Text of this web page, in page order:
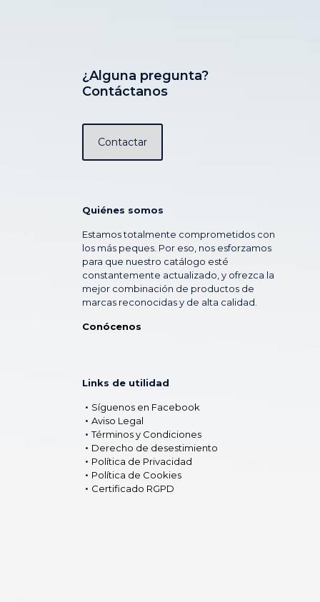
¿Alguna pregunta?
Contáctanos
Contactar
Quiénes somos
Estamos totalmente comprometidos con
los más peques. Por eso, nos esforzamos
para que nuestro catálogo esté
constantemente actualizado, y ofrezca la
mejor combinación de productos de
marcas reconocidas y de alta calidad.
Conócenos
Links de utilidad
Síguenos en Facebook
Aviso Legal
Términos y Condiciones
Derecho de desestimiento
Política de Privacidad
Política de Cookies
Certificado RGPD